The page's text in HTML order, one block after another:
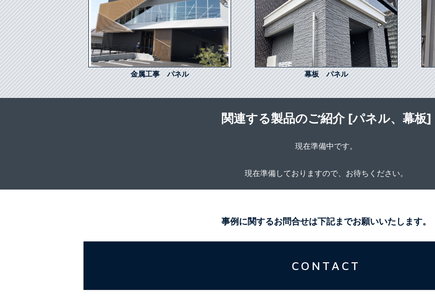
金属工事 パネル 幕板 パネル
関連する製品のご紹介 [パネル、幕板]
現在準備中です。
現在準備しておりますので、お待ちください。
事例に関するお問合せは下記までお願いいたします。
CONTACT